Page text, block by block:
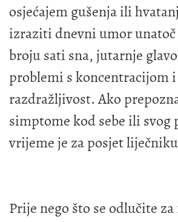
osjećajem gušenja ili
izraziti dnevni umor
broju sati sna, jutarnje
problemi s koncentracijom i
razdražljivost. Ako
simptome kod sebe ili svog
vrijeme je za posjet
Prije nego što se odlučite